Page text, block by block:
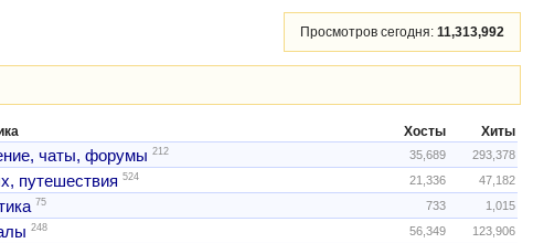
Просмотров сегодня: 11,313,992
Хосты Хиты
чаты, форумы 212 35,689 293,378
путешествия 524 21,336 47,182
75 733 1,015
248 56,349 123,906